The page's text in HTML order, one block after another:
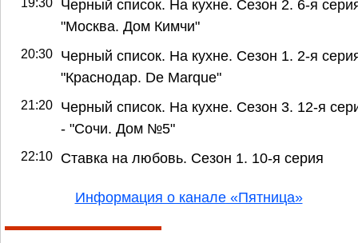
Черный список. На кухне. Сезон 2. 6-я
"Москва. Дом Кимчи"
20:30
Черный список. На кухне. Сезон 1. 2-я
"Краснодар. De Marque"
21:20
Черный список. На кухне. Сезон 3. 12-я
- "Сочи. Дом №5"
22:10 Ставка на любовь. Сезон 1. 10-я серия
Информация о канале «Пятница»